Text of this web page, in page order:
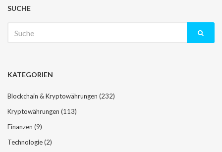
SUCHE
nach:
KATEGORIEN
Blockchain & Kryptowährungen (232)
Kryptowährungen (113)
Finanzen (9)
Technologie(2)